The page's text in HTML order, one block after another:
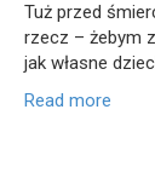
Tuż przed
rzecz – żebym
jak własne
Read more